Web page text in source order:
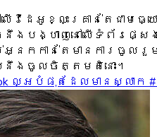
ៅលើវីដេអូខ្លះគ្រាន់តែ
ងបង្ហាញនៅលើទំព័រផ្ស
នកកាន់តែមានការចូល
នឹងចូលចិត្តមតិនោះ។
ល្អបំផុតដែលមានស្លាក